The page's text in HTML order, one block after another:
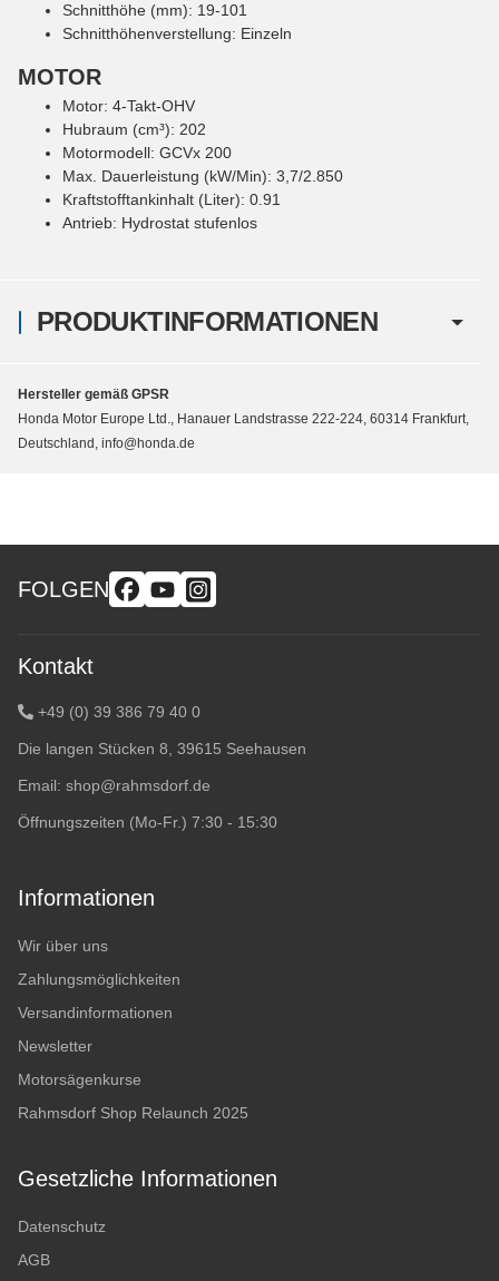
PRODUKTINFORMATIONEN
Schnitthöhe (mm): 19-101
Schnitthöhenverstellung: Einzeln
MOTOR
Motor: 4-Takt-OHV
Hubraum (cm³): 202
Motormodell: GCVx 200
Max. Dauerleistung (kW/Min): 3,7/2.850
Kraftstofftankinhalt (Liter): 0.91
Antrieb: Hydrostat stufenlos
Hersteller gemäß GPSR
Honda Motor Europe Ltd., Hanauer Landstrasse 222-224, 60314 Frankfurt,
Deutschland, info@honda.de
FOLGEN
Kontakt
+49 (0) 39 386 79 40 0
Die langen Stücken 8, 39615 Seehausen
Email: shop@rahmsdorf.de
Öffnungszeiten (Mo-Fr.) 7:30 - 15:30
Informationen
Wir über uns
Zahlungsmöglichkeiten
Versandinformationen
Newsletter
Motorsägenkurse
Rahmsdorf Shop Relaunch 2025
Gesetzliche Informationen
Datenschutz
AGB